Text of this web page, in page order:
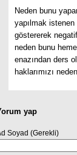
Neden bunu
yapılmak
göstererek
neden bunu
enazından ders
haklarımızı
yap
Soyad (Gerekli)